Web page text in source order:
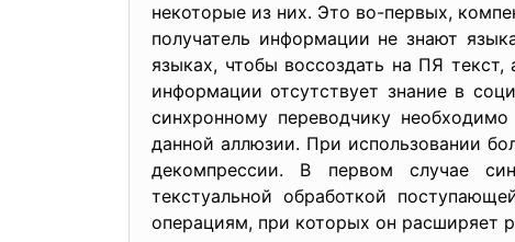
некоторые из них. Это во-первых,
получатель информации не знают
языках, чтобы воссоздать на ПЯ
информации отсутствует знание в
синхронному переводчику
данной аллюзии. При использовании
декомпрессии. В первом случае
текстуальной обработкой
операциям, при которых он расширяет